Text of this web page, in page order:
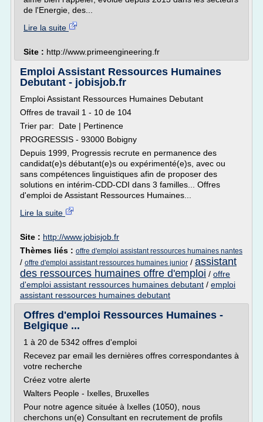
de l'Energie, des...
Lire la suite
Site : http://www.primeengineering.fr
Emploi Assistant Ressources Humaines
Debutant - jobisjob.fr
Emploi Assistant Ressources Humaines Debutant
Offres de travail 1 - 10 de 104
Trier par: Date | Pertinence
PROGRESSIS - 93000 Bobigny
Depuis 1999, Progressis recrute en permanence des
candidat(e)s débutant(e)s ou expérimenté(e)s, avec ou
sans compétences linguistiques afin de proposer des
solutions en intérim-CDD-CDI dans 3 familles... Offres
d'emploi de Assistant Ressources Humaines...
Lire la suite
Site : http://www.jobisjob.fr
Thèmes liés : offre d'emploi assistant ressources humaines nantes
/ offre d'emploi assistant ressources humaines junior / assistant
des ressources humaines offre d'emploi / offre
d'emploi assistant ressources humaines debutant / emploi
assistant ressources humaines debutant
Offres d'emploi Ressources Humaines -
Belgique ...
1 à 20 de 5342 offres d'emploi
Recevez par email les dernières offres correspondantes à
votre recherche
Créez votre alerte
Walters People - Ixelles, Bruxelles
Pour notre agence située à Ixelles (1050), nous
cherchons un(e) Consultant en recrutement de profils